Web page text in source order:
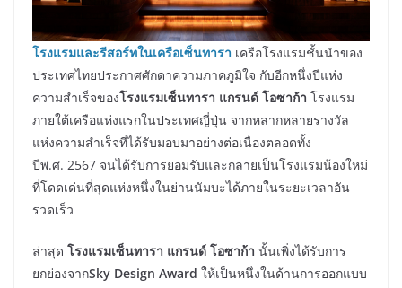
โรงแรมและรีสอร์ทในเครือเซ็นทารา เครือโรงแรมชั้นนำของ
ประเทศไทยประกาศศักดาความภาคภูมิใจ กับอีกหนึ่งปีแห่ง
ความสำเร็จของโรงแรมเซ็นทารา แกรนด์ โอซาก้า โรงแรม
ภายใต้เครือแห่งแรกในประเทศญี่ปุ่น จากหลากหลายรางวัล
แห่งความสำเร็จที่ได้รับมอบมาอย่างต่อเนื่องตลอดทั้ง
ปีพ.ศ. 2567 จนได้รับการยอมรับและกลายเป็นโรงแรมน้องใหม่
ที่โดดเด่นที่สุดแห่งหนึ่งในย่านนัมบะได้ภายในระยะเวลาอัน
รวดเร็ว
ล่าสุด โรงแรมเซ็นทารา แกรนด์ โอซาก้า นั้นเพิ่งได้รับการ
ยกย่องจากSky Design Award ให้เป็นหนึ่งในด้านการออกแบบ